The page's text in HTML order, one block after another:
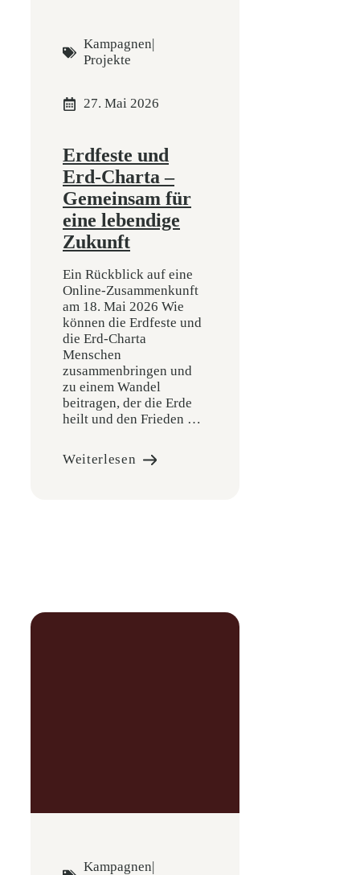
Kampagnen|
Projekte
27. Mai 2026
Erdfeste und
Erd-Charta –
Gemeinsam für
eine lebendige
Zukunft
Ein Rückblick auf eine
Online-Zusammenkunft
am 18. Mai 2026 Wie
können die Erdfeste und
die Erd-Charta
Menschen
zusammenbringen und
zu einem Wandel
beitragen, der die Erde
heilt und den Frieden …
Weiterlesen
Kampagnen|